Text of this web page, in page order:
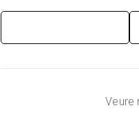
Veure